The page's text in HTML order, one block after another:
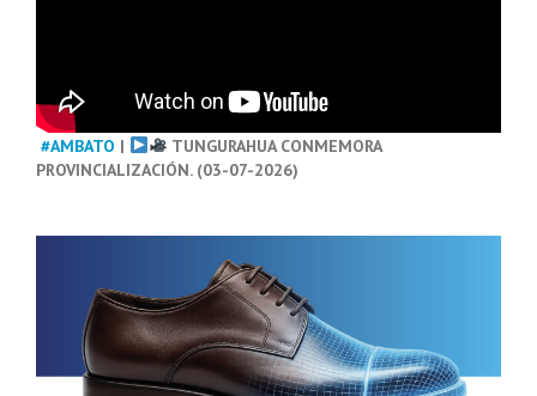
#AMBATO |
TUNGURAHUA CONMEMORA
PROVINCIALIZACIÓN. (03-07-2026)